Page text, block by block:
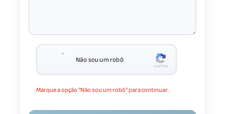
Não sou um robô
Marque a opção "Não sou um robô" para continuar.